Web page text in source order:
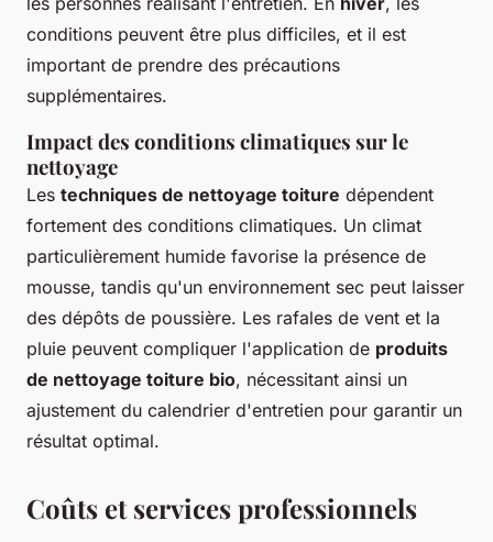
conditions peuvent être plus difficiles, et il est
important de prendre des précautions
supplémentaires.
Impact des conditions climatiques sur le
nettoyage
Les techniques de nettoyage toiture dépendent
fortement des conditions climatiques. Un climat
particulièrement humide favorise la présence de
mousse, tandis qu'un environnement sec peut laisser
des dépôts de poussière. Les rafales de vent et la
pluie peuvent compliquer l'application de produits
de nettoyage toiture bio, nécessitant ainsi un
ajustement du calendrier d'entretien pour garantir un
résultat optimal.
Coûts et services professionnels